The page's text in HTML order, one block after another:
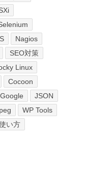
Nagios
SEO対策
Linux
Cocoon
Google
JSON
WP Tools
い方